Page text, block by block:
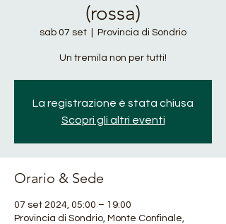
(rossa)
sab 07 set Provincia di Sondrio
Un tremila non per tutti!
La registrazione è stata chiusa
Scopri gli altri eventi
Orario & Sede
07 set 2024, 05:00 – 19:00
Provincia di Sondrio, Monte Confinale,